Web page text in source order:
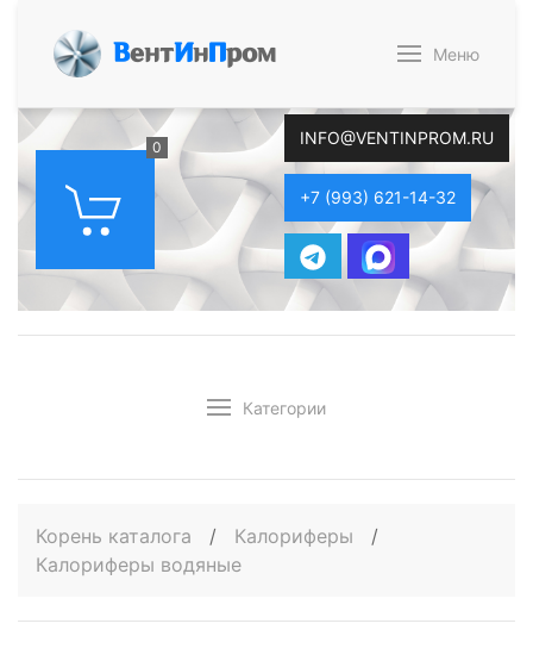
ВентИнПром Меню
0 INFO@VENTINPROM.RU
+7 (993) 621-14-32
Категории
Корень каталога / Калориферы
/
Калориферы водяные